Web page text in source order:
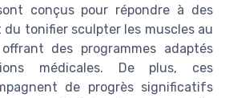
conçus pour répondre à des
du tonifier sculpter les muscles au
des programmes adaptés
médicales. De plus, ces
de progrès significatifs